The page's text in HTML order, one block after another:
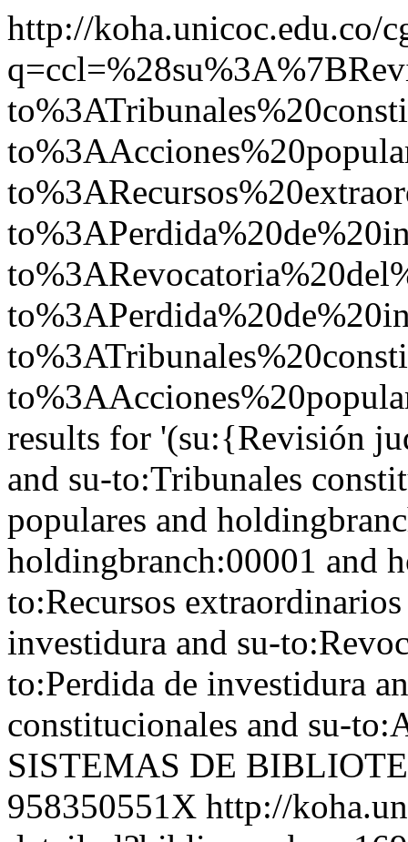
http://koha.unicoc.edu.co/
results for '(su:{Revisión
and su-to:Tribunales
populares and
holdingbranch:00001 and
to:Recursos
investidura and su-
to:Perdida de investidura
constitucionales and su-
SISTEMAS DE
958350551X http://